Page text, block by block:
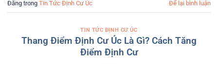
Đăng trong Tin Tức Định Cư Úc Để lại bình luận
TIN TỨC ĐỊNH CƯ ÚC
Thang Điểm Định Cư Úc Là Gì? Cách Tăng
Điểm Định Cư